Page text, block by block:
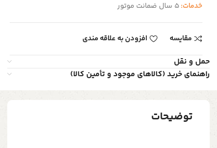
خدمات:5 سال ضمانت موتور
مقایسه افزودن به علاقه مندی
حمل و نقل
راهنمای خرید (کالاهای موجود و تأمین کالا)
توضیحات